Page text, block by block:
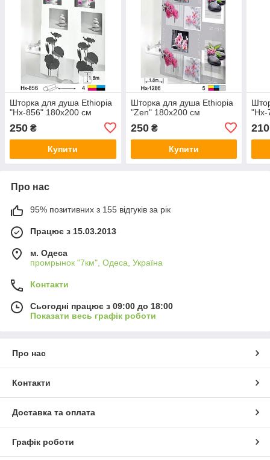
Шторка для душа Ethiopia
"Hx-856" 180х200 см
250 ₴
Купити
Шторка для душа Ethiopia
"Zen" 180х200 см
250₴
Купити
"Hx-
210
Про нас
95% позитивних з 155 відгуків за рік
Працює з 15.03.2013
м. Одеса
промрынок "7км", Одеса, Україна
Контакти
Сьогодні працює з 09:00 до 18:00
Показати весь графік роботи
Про нас
Контакти
Доставка та оплата
Графік роботи